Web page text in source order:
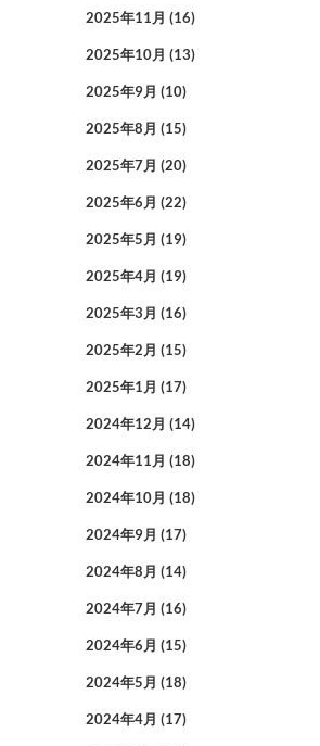
2025年11月 (16)
2025年10月 (13)
2025年9月 (10)
2025年8月 (15)
2025年7月 (20)
2025年6月 (22)
2025年5月 (19)
2025年4月 (19)
2025年3月 (16)
2025年2月 (15)
2025年1月 (17)
2024年12月 (14)
2024年11月 (18)
2024年10月 (18)
2024年9月 (17)
2024年8月 (14)
2024年7月 (16)
2024年6月 (15)
2024年5月 (18)
2024年4月 (17)